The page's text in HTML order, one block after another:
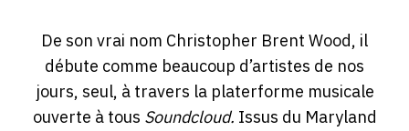
De son vrai nom Christopher Brent Wood, il
débute comme beaucoup d’artistes de nos
jours, seul, à travers la platerforme musicale
ouverte à tous Soundcloud. Issus du Maryland